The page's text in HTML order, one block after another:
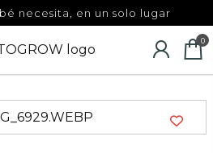
necesita, en un solo lugar
0